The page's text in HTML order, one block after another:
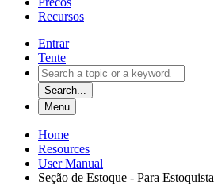
Recursos
Entrar
Tente
Search...
Menu
Home
Resources
User Manual
Seção de Estoque - Para Estoquista